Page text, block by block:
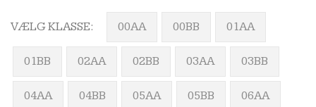
VÆLG KLASSE: 00AA 00BB 01AA
01BB 02AA 02BB 03AA 03BB
04AA 04BB 05AA 05BB 06AA